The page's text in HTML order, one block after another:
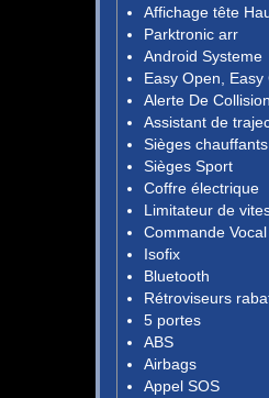
Affichage tête
Parktronic arr
Android Systeme
Easy Open, Easy
Alerte De Collision
Assistant de
Sièges
Sièges Sport
Coffre électrique
Limitateur de
Commande Vocal
Isofix
Bluetooth
Rétroviseurs
5 portes
ABS
Airbags
Appel SOS